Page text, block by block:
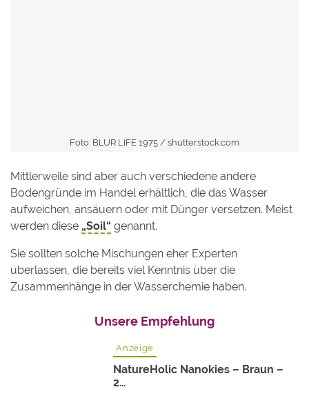
Foto: BLUR LIFE 1975 / shutterstock.com
Mittlerweile sind aber auch verschiedene andere
Bodengründe im Handel erhältlich, die das Wasser
aufweichen, ansäuern oder mit Dünger versetzen. Meist
werden diese „Soil“ genannt.
Sie sollten solche Mischungen eher Experten
überlassen, die bereits viel Kenntnis über die
Zusammenhänge in der Wasserchemie haben.
Unsere Empfehlung
Anzeige
NatureHolic Nanokies – Braun –
2…